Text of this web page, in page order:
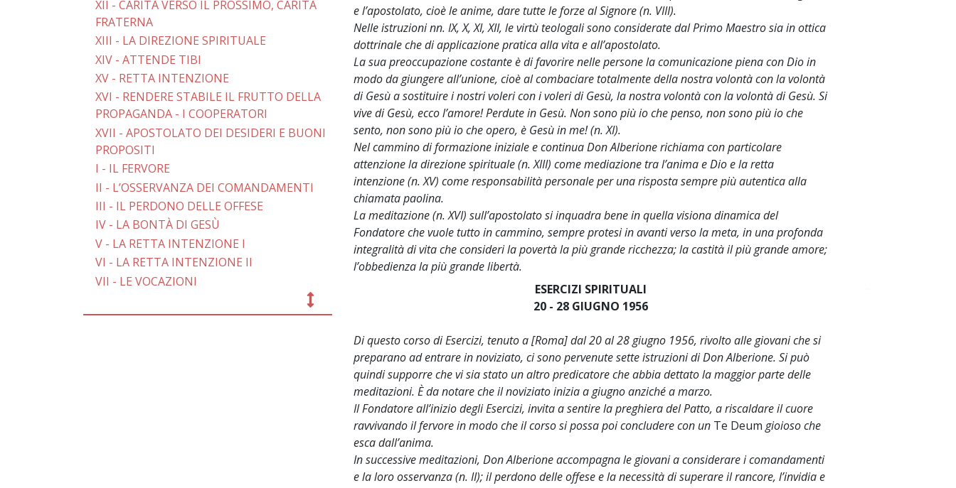
XII - CARITÀ VERSO IL PROSSIMO, CARITÀ
FRATERNA
XIII - LA DIREZIONE SPIRITUALE
XIV - ATTENDE TIBI
XV - RETTA INTENZIONE
XVI - RENDERE STABILE IL FRUTTO DELLA
PROPAGANDA - I COOPERATORI
XVII - APOSTOLATO DEI DESIDERI E BUONI
PROPOSITI
I - IL FERVORE
II - L’OSSERVANZA DEI COMANDAMENTI
III - IL PERDONO DELLE OFFESE
IV - LA BONTÀ DI GESÙ
V - LA RETTA INTENZIONE I
VI - LA RETTA INTENZIONE II
VII - LE VOCAZIONI
e l’apostolato, cioè le anime, dare tutte le forze al Signore (n. VIII).
Nelle istruzioni nn. IX, X, XI, XII, le virtù teologali sono considerate dal Primo Maestro sia in ottica
dottrinale che di applicazione pratica alla vita e all’apostolato.
La sua preoccupazione costante è di favorire nelle persone la comunicazione piena con Dio in
modo da giungere all’unione, cioè al combaciare totalmente della nostra volontà con la volontà
di Gesù a sostituire i nostri voleri con i voleri di Gesù, la nostra volontà con la volontà di Gesù. Si
vive di Gesù, ecco l’amore! Perdute in Gesù. Non sono più io che penso, non sono più io che
sento, non sono più io che opero, è Gesù in me! (n. XI).
Nel cammino di formazione iniziale e continua Don Alberione richiama con particolare
attenzione la direzione spirituale (n. XIII) come mediazione tra l’anima e Dio e la retta
intenzione (n. XV) come responsabilità personale per una risposta sempre più autentica alla
chiamata paolina.
La meditazione (n. XVI) sull’apostolato si inquadra bene in quella visiona dinamica del
Fondatore che vuole tutto in cammino, sempre protesi in avanti verso la meta, in una profonda
integralità di vita che consideri la povertà la più grande ricchezza; la castità il più grande amore;
l’obbedienza la più grande libertà.
ESERCIZI SPIRITUALI
20 - 28 GIUGNO 1956
Di questo corso di Esercizi, tenuto a [Roma] dal 20 al 28 giugno 1956, rivolto alle giovani che si
preparano ad entrare in noviziato, ci sono pervenute sette istruzioni di Don Alberione. Si può
quindi supporre che vi sia stato un altro predicatore che abbia dettato la maggior parte delle
meditazioni. È da notare che il noviziato inizia a giugno anziché a marzo.
Il Fondatore all’inizio degli Esercizi, invita a sentire la preghiera del Patto, a riscaldare il cuore
ravvivando il fervore in modo che il corso si possa poi concludere con un Te Deum gioioso che
esca dall’anima.
In successive meditazioni, Don Alberione accompagna le giovani a considerare i comandamenti
e la loro osservanza (n. II); il perdono delle offese e la necessità di superare il rancore, l’invidia e